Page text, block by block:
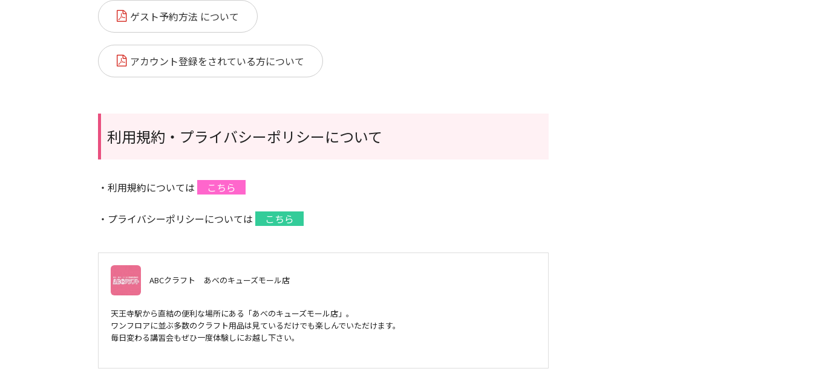
ゲスト予約方法 について
アカウント登録をされている方について
利用規約・プライバシーポリシーについて
・利用規約については こちら
・プライバシーポリシーについては こちら
ABCクラフト あべのキューズモール店
天王寺駅から直結の便利な場所にある「あべのキューズモール店」。
ワンフロアに並ぶ多数のクラフト用品は見ているだけでも楽しんでいただけます。
毎日変わる講習会もぜひ一度体験しにお越し下さい。